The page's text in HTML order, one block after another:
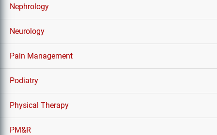
Nephrology
Neurology
Pain Management
Podiatry
Physical Therapy
PM&R